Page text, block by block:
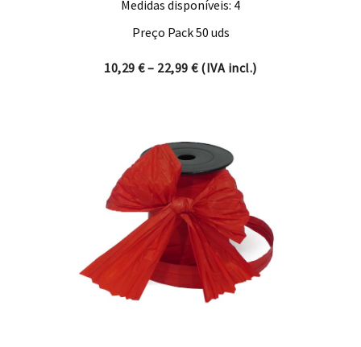
Medidas disponíveis: 4
Preço Pack 50 uds
10,29€– 22,99€Price range: 10,29 €
(IVA incl.)